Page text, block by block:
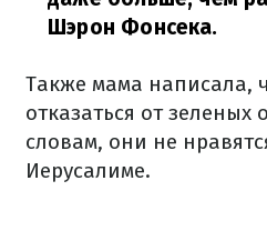
Шэрон Фонсека.
Также мама написала,
отказаться от
словам, они не
Иерусалиме.